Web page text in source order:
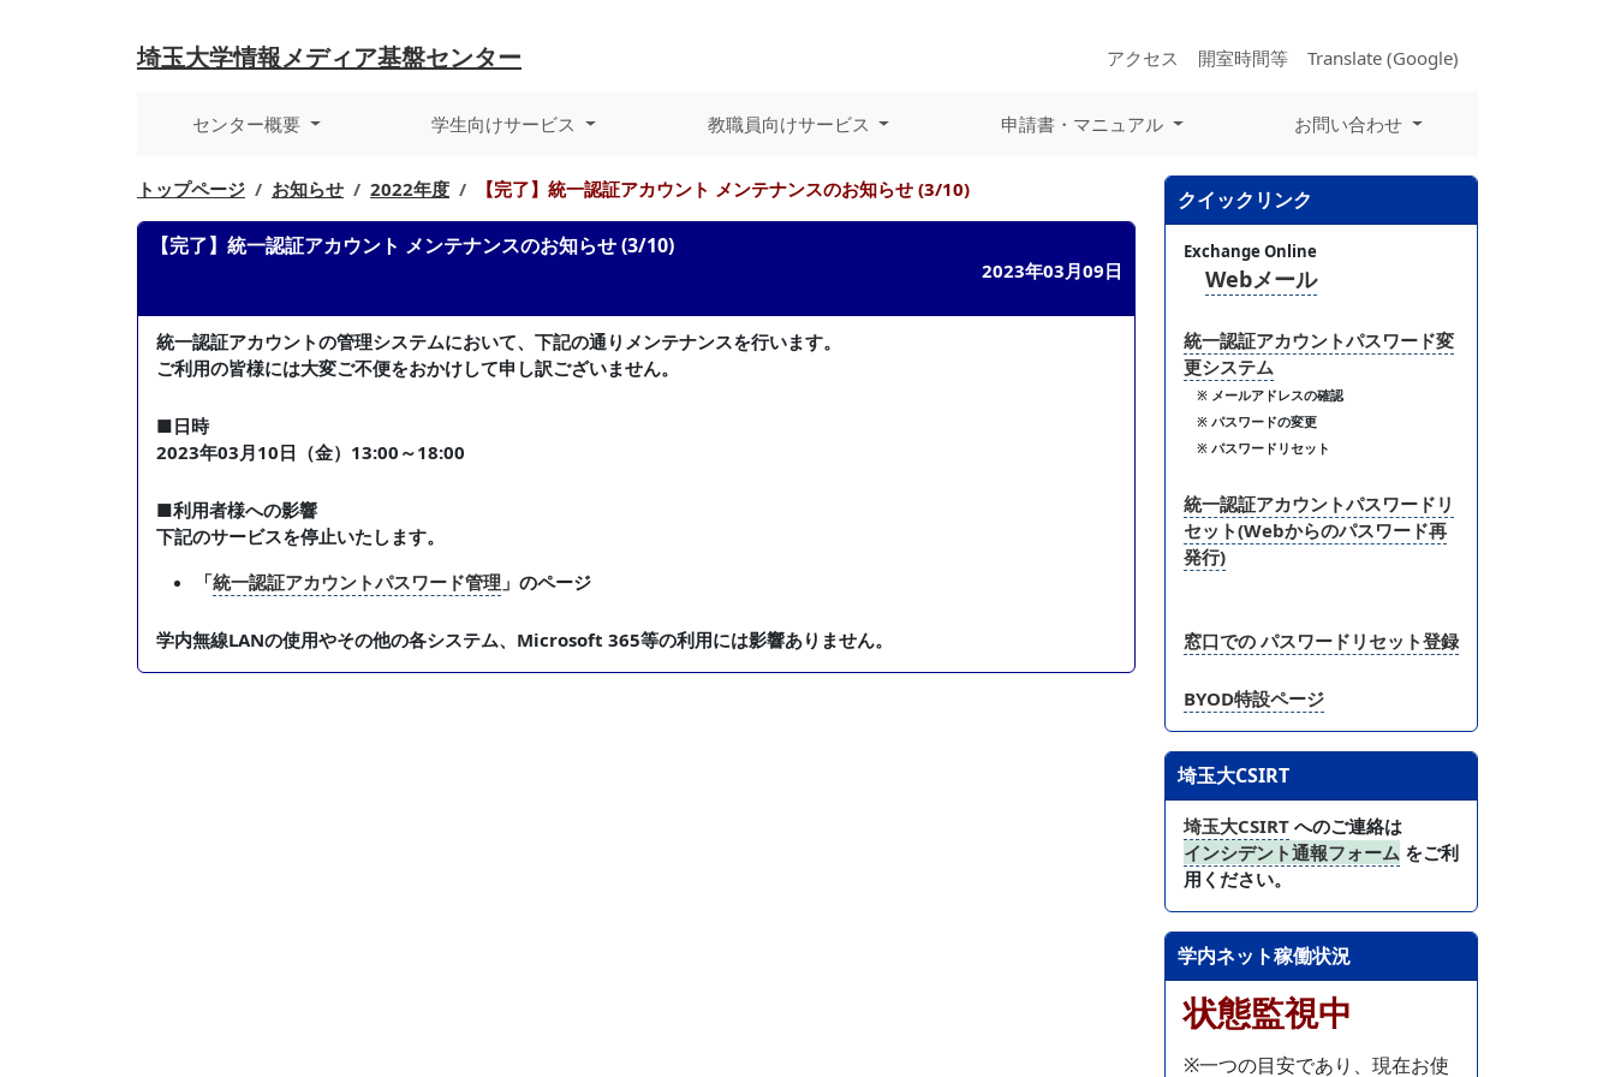
埼玉大学情報メディア基盤センター アクセス 開室時間等 Translate (Google)
センター概要 学生向けサービス 教職員向けサービス 申請書・マニュアル お問い合わせ
トップページ お知らせ 2022年度 【完了】統一認証アカウント メンテナンスのお知らせ (3/10)
【完了】統一認証アカウント メンテナンスのお知らせ (3/10)
2023年03月09日
統一認証アカウントの管理システムにおいて、下記の通りメンテナンスを行います。
ご利用の皆様には大変ご不便をおかけして申し訳ございません。
■日時
2023年03月10日（金）13:00～18:00
■利用者様への影響
下記のサービスを停止いたします。
「統一認証アカウントパスワード管理 」のページ
学内無線LANの使用やその他の各システム、Microsoft 365等の利用には影響ありません。
クイックリンク
Exchange Online
Webメール
統一認証アカウントパスワード変
更システム
※ メールアドレスの確認
※ パスワードの変更
※ パスワードリセット
統一認証アカウントパスワードリ
セット(Webからのパスワード再
発行)
窓口での パスワードリセット登録
BYOD特設ページ
埼玉大CSIRT
埼玉大CSIRT へのご連絡は
インシデント通報フォーム をご利
用ください。
学内ネット稼働状況
状態監視中
※一つの目安であり、現在お使